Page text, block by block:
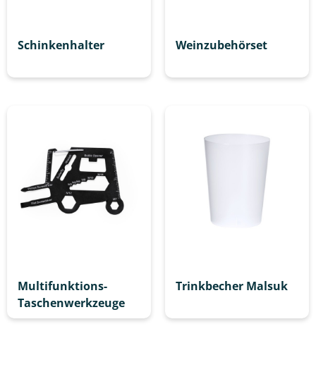
Schinkenhalter Weinzubehörset
Multifunktions-
Taschenwerkzeuge
Trinkbecher Malsuk